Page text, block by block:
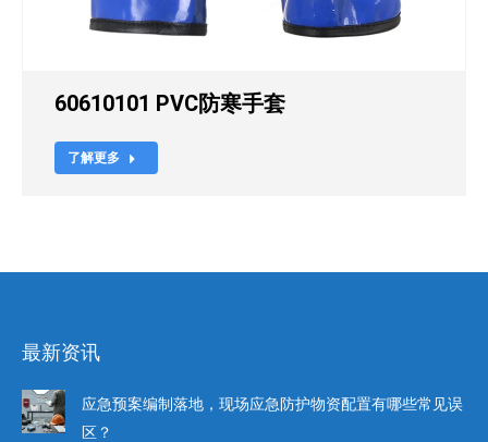
60610101 PVC防寒手套
了解更多
最新资讯
应急预案编制落地，现场应急防护物资配置有哪些常见误
区？